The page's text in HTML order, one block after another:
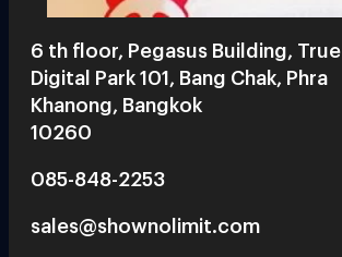
6 th floor, Pegasus Building, True
Digital Park 101, Bang Chak, Phra
Khanong, Bangkok
10260
085-848-2253
sales@shownolimit.com